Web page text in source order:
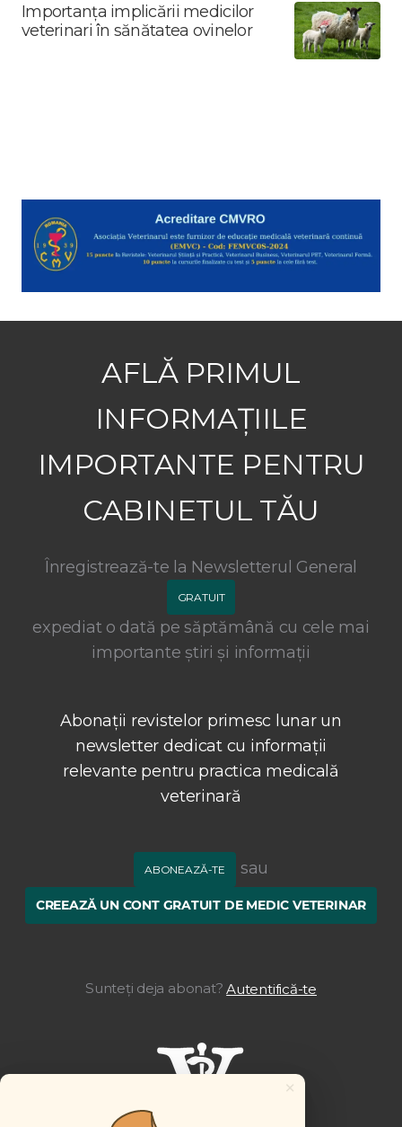
Importanța implicării medicilor
veterinari în sănătatea ovinelor
AFLĂ PRIMUL
INFORMAȚIILE
IMPORTANTE PENTRU
CABINETUL TĂU
Înregistrează-te la Newsletterul General
GRATUIT
expediat o dată pe săptămână cu cele mai
importante știri și informații
Abonații revistelor primesc lunar un
newsletter dedicat cu informații
relevante pentru practica medicală
veterinară
ABONEAZĂ-TE sau
CREEAZĂ UN CONT GRATUIT DE MEDIC VETERINAR
Sunteți deja abonat? Autentifică-te
×